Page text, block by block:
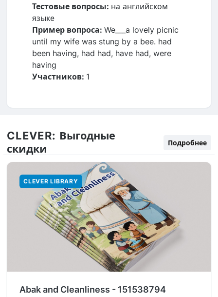
Тестовые вопросы: на английском
языке
Пример вопроса: We___a lovely picnic
until my wife was stung by a bee. had
been having, had had, have had, were
having
Участников: 1
CLEVER: Выгодные
скидки
Подробнее
CLEVER LIBRARY
Abak and Cleanliness - 151538794